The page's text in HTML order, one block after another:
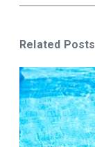
Related Posts